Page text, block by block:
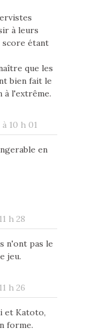
à leurs
étant
que les
bien fait le
à l'extrême.
10 h 01
en
h 28
n'ont pas le
jeu.
h 26
et Katoto,
forme.